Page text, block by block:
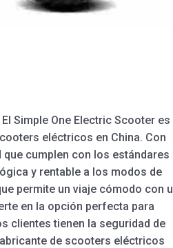
Simple One Electric Scooter es
eléctricos en China. Con
cumplen con los estándares
y rentable a los modos de
permite un viaje cómodo con
en la opción perfecta para
clientes tienen la seguridad de
de scooters eléctricos